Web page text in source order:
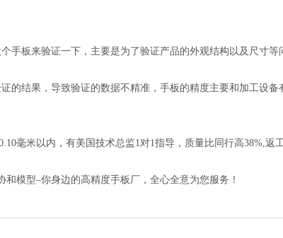
板来验证一下，主要是为了验证产品的外观结构以及尺寸等
结果，导致验证的数据不精准，手板的精度主要和加工设备
毫米以内，有美国技术总监1对1指导，质量比同行高38%,返
模型–你身边的高精度手板厂，全心全意为您服务！